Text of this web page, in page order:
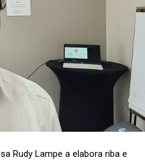
Rudy Lampe a elabora riba e